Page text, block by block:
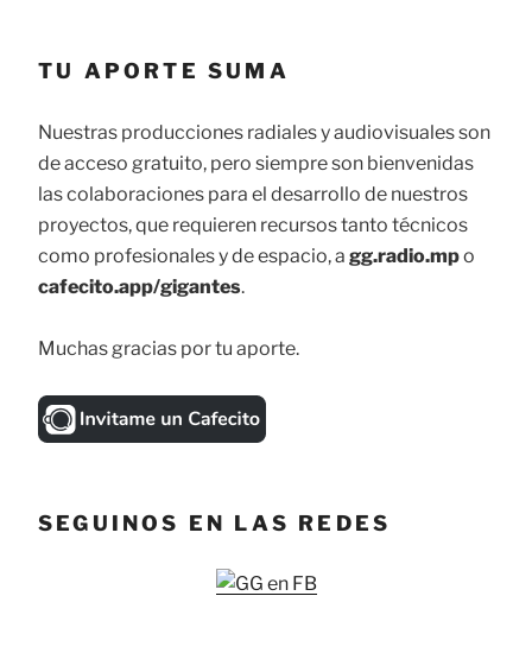
TU APORTE SUMA
Nuestras producciones radiales y audiovisuales son
de acceso gratuito, pero siempre son bienvenidas
las colaboraciones para el desarrollo de nuestros
proyectos, que requieren recursos tanto técnicos
como profesionales y de espacio, a gg.radio.mpo
cafecito.app/gigantes.
Muchas gracias por tu aporte.
SEGUINOS EN LAS REDES